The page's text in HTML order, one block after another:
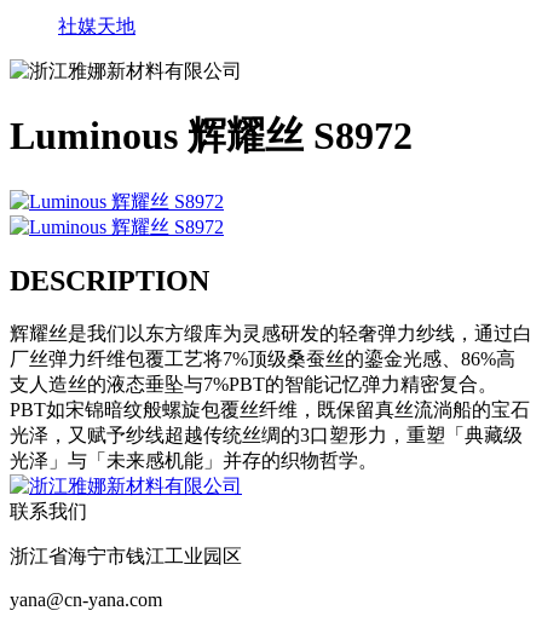
社媒天地
Luminous 辉耀丝 S8972
DESCRIPTION
辉耀丝是我们以东方缎库为灵感研发的轻奢弹力纱线，通过白
厂丝弹力纤维包覆工艺将7%顶级桑蚕丝的鎏金光感、86%高
支人造丝的液态垂坠与7%PBT的智能记忆弹力精密复合。
PBT如宋锦暗纹般螺旋包覆丝纤维，既保留真丝流淌船的宝石
光泽，又赋予纱线超越传统丝绸的3口塑形力，重塑「典藏级
光泽」与「未来感机能」并存的织物哲学。
联系我们
浙江省海宁市钱江工业园区
yana@cn-yana.com